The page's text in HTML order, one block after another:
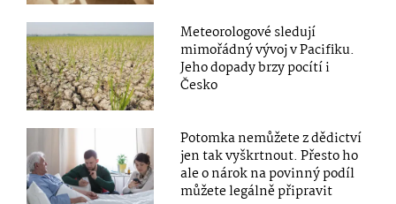
Meteorologové sledují
mimořádný vývoj v Pacifiku.
Jeho dopady brzy pocítí i
Česko
Potomka nemůžete z dědictví
jen tak vyškrtnout. Přesto ho
ale o nárok na povinný podíl
můžete legálně připravit